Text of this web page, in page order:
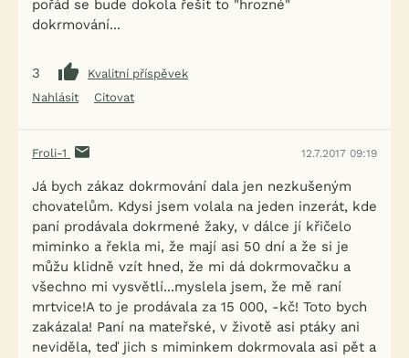
pořád se bude dokola řešit to "hrozné"
dokrmování...
3
Kvalitní příspěvek
Nahlásit
Citovat
Froli-1 12.7.2017 09:19
Já bych zákaz dokrmování dala jen nezkušeným
chovatelům. Kdysi jsem volala na jeden inzerát, kde
paní prodávala dokrmené žaky, v dálce jí křičelo
miminko a řekla mi, že mají asi 50 dní a že si je
můžu klidně vzít hned, že mi dá dokrmovačku a
všechno mi vysvětlí...myslela jsem, že mě raní
mrtvice!A to je prodávala za 15 000, -kč! Toto bych
zakázala! Paní na mateřské, v životě asi ptáky ani
neviděla, teď jich s miminkem dokrmovala asi pět a